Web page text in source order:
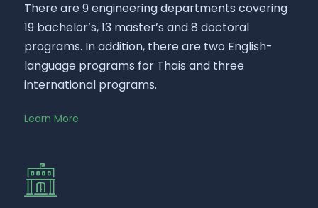
There are 9 engineering departments covering
19 bachelor’s, 13 master’s and 8 doctoral
programs. In addition, there are two English-
language programs for Thais and three
international programs.
Learn More